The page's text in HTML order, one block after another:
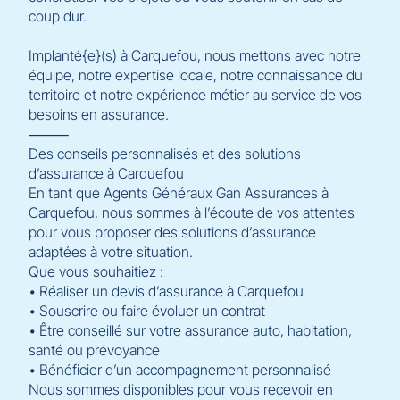
coup dur.
Implanté{e}(s) à Carquefou, nous mettons avec notre
équipe, notre expertise locale, notre connaissance du
territoire et notre expérience métier au service de vos
besoins en assurance.
⸻
Des conseils personnalisés et des solutions
d’assurance à Carquefou
En tant que Agents Généraux Gan Assurances à
Carquefou, nous sommes à l’écoute de vos attentes
pour vous proposer des solutions d’assurance
adaptées à votre situation.
Que vous souhaitiez :
• Réaliser un devis d’assurance à Carquefou
• Souscrire ou faire évoluer un contrat
• Être conseillé sur votre assurance auto, habitation,
santé ou prévoyance
• Bénéficier d’un accompagnement personnalisé
Nous sommes disponibles pour vous recevoir en